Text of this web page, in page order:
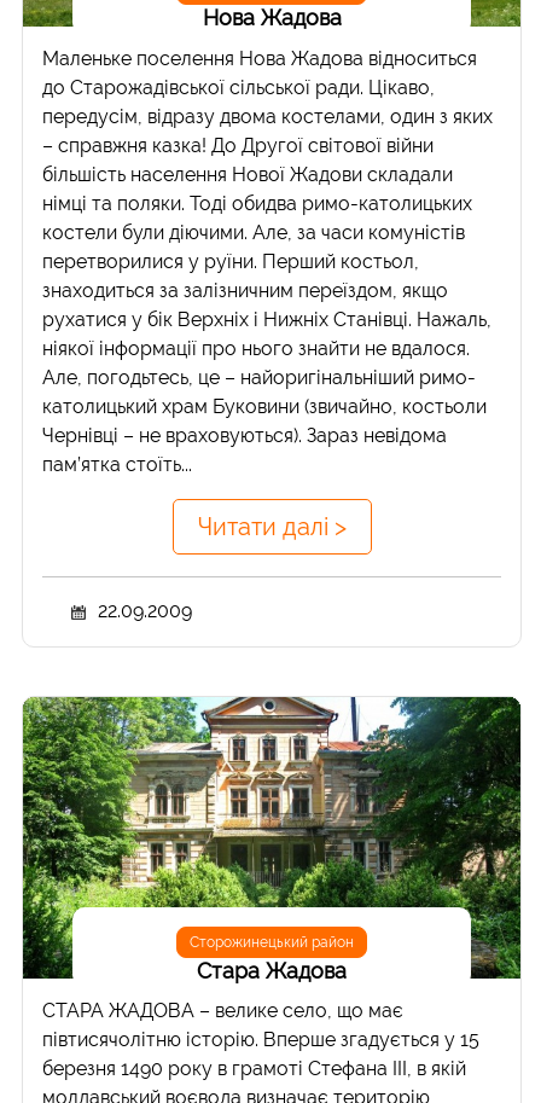
Нова Жадова
Маленьке поселення Нова Жадова відноситься
до Старожадівської сільської ради. Цікаво,
передусім, відразу двома костелами, один з яких
– справжня казка! До Другої світової війни
більшість населення Нової Жадови складали
німці та поляки. Тоді обидва римо-католицьких
костели були діючими. Але, за часи комуністів
перетворилися у руїни. Перший костьол,
знаходиться за залізничним переїздом, якщо
рухатися у бік Верхніх і Нижніх Станівці. Нажаль,
ніякої інформації про нього знайти не вдалося.
Але, погодьтесь, це – найоригінальніший римо-
католицький храм Буковини (звичайно, костьоли
Чернівці – не враховуються). Зараз невідома
пам’ятка стоїть...
Читати далі >
22.09.2009
Сторожинецький район
Стара Жадова
СТАРА ЖАДОВА – велике село, що має
півтисячолітню історію. Вперше згадується у 15
березня 1490 року в грамоті Стефана ІІІ, в якій
молдавський воєвода визначає територію